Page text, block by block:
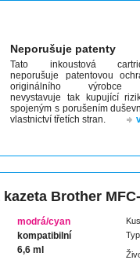
Neporušuje patenty
Tato inkoustová
neporušuje patentovou
originálního
nevystavuje tak kupující
spojeným s porušením
vlastnictví třetích stran.
Brother
modrá/cyan
kompatibilní
6,6 ml